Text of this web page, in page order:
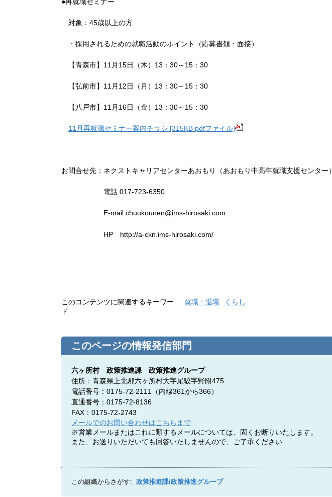
対象：45歳以上の方
・採用されるための就職活動のポイント（応募書類・面接）
【青森市】11月15日（木）13：30～15：30
【弘前市】11月12日（月）13：30～15：30
【八戸市】11月16日（金）13：30～15：30
11月再就職セミナー案内チラシ [315KB pdfファイル]
お問合せ先：ネクストキャリアセンターあおもり（あおもり中高年就職支援センター）
電話 017-723-6350
E-mail chuukounen@ims-hirosaki.com
HP http://a-ckn.ims-hirosaki.com/
このコンテンツに関連するキーワー
ド
就職・退職 くらし
このページの情報発信部門
六ヶ所村 政策推進課 政策推進グループ
住所：青森県上北郡六ヶ所村大字尾駮字野附475
電話番号：0175-72-2111
（内線361から366）
直通番号：0175-72-8136
FAX：0175-72-2743
メールでのお問い合わせはこちらまで
※営業メールまたはこれに類するメールについては、固くお断りいたします。
また、お送りいただいても回答いたしませんので、ご了承ください
この組織からさがす: 政策推進課/政策推進グループ